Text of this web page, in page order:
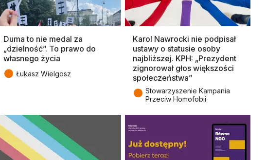
Duma to nie medal za
„dzielność”. To prawo do
własnego życia
● Łukasz Wielgosz
Karol Nawrocki nie podpisał
ustawy o statusie osoby
najbliższej. KPH: „Prezydent
zignorował głos większości
społeczeństwa”
● Stowarzyszenie Kampania
Przeciw Homofobii